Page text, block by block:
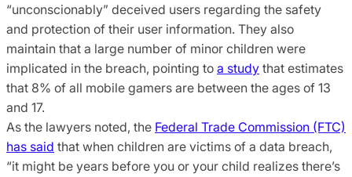
“unconscionably” deceived users regarding the safety
and protection of their user information. They also
maintain that a large number of minor children were
implicated in the breach, pointing to a study that estimates
that 8% of all mobile gamers are between the ages of 13
and 17.
As the lawyers noted, the Federal Trade Commission (FTC)
has said that when children are victims of a data breach,
“it might be years before you or your child realizes there’s